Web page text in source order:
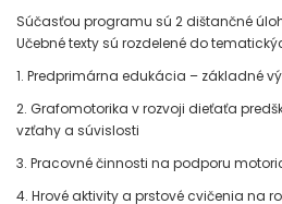
Súčasťou programu sú 2 dištančné
Učebné texty sú rozdelené do
1. Predprimárna edukácia – základné
2. Grafomotorika v rozvoji dieťaťa
vzťahy a súvislosti
3. Pracovné činnosti na podporu
4. Hrové aktivity a prstové cvičenia na